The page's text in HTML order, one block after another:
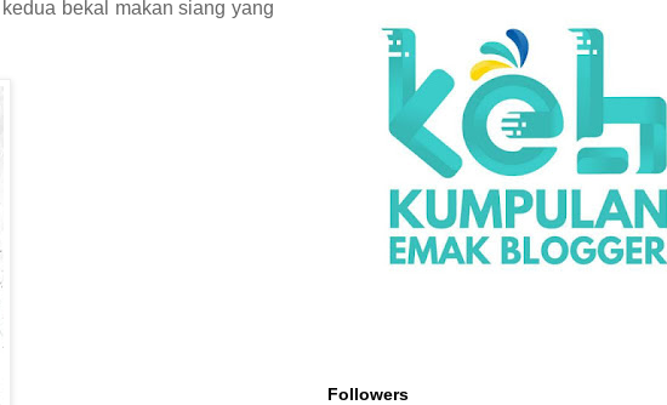
bekal makan siang yang
Followers